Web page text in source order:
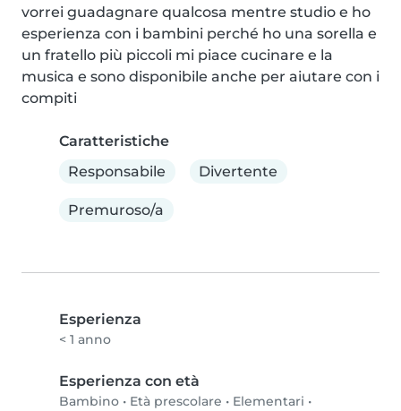
vorrei guadagnare qualcosa mentre studio e ho
esperienza con i bambini perché ho una sorella e
un fratello più piccoli mi piace cucinare e la
musica e sono disponibile anche per aiutare con i
compiti
Caratteristiche
Responsabile
Divertente
Premuroso/a
Esperienza
< 1 anno
Esperienza con età
Bambino • Età prescolare • Elementari •